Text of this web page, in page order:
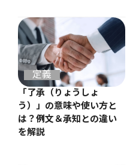
定義
「了承（りょうしょ
う）」の意味や使い方と
は？例文＆承知との違い
を解説